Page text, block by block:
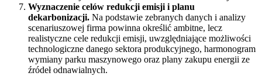
Wyznaczenie celów redukcji emisji i planu
dekarbonizacji. Na podstawie zebranych danych i analizy
scenariuszowej firma powinna określić ambitne, lecz
realistyczne cele redukcji emisji, uwzględniające możliwości
technologiczne danego sektora produkcyjnego, harmonogram
wymiany parku maszynowego oraz plany zakupu energii ze
źródeł odnawialnych.